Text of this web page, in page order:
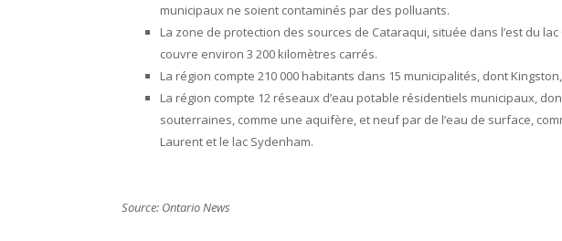
municipaux ne soient contaminés par des polluants.
La zone de protection des sources de Cataraqui, située dans l’est du
couvre environ 3 200 kilomètres carrés.
La région compte 210 000 habitants dans 15 municipalités, dont
La région compte 12 réseaux d’eau potable résidentiels municipaux,
souterraines, comme une aquifère, et neuf par de l’eau de surface,
Laurent et le lac Sydenham.
Source: Ontario News